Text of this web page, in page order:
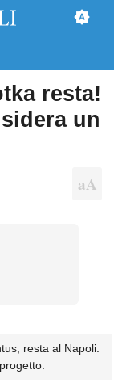
resta!
un
resta al Napoli.